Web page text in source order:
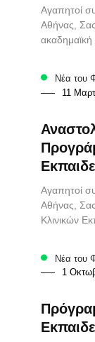
Αγαπητοί
Αθήνας, Σας
ακαδημαϊκή
Νέα του
11
Αγαπητοί
Αθήνας,
Κλινικών
Νέα του
1